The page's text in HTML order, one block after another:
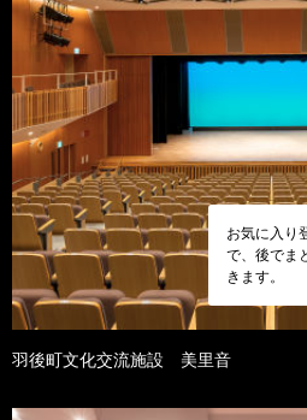
お気に入り
で、後でま
きます。
羽後町文化交流施設 美里音